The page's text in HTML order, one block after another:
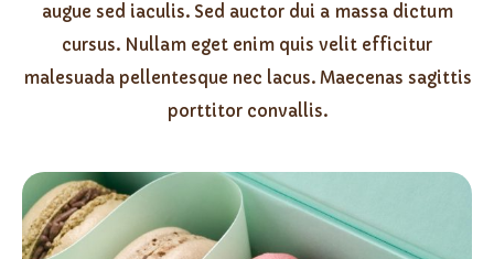
augue sed iaculis. Sed auctor dui a massa dictum
cursus. Nullam eget enim quis velit efficitur
malesuada pellentesque nec lacus. Maecenas sagittis
porttitor convallis.